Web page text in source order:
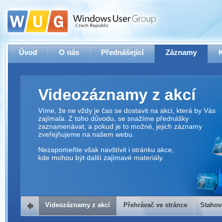
Úvod O nás Přednášející Záznamy
Videozáznamy z akcí
Víme, že ne vždy je čas se dostavit na akci, která by Vás
zajímala. Z toho důvodu, se snažíme přednášky
zaznamenávat, a pokud je to možné, jejich záznamy
zveřejňujeme na našem webu.
Nezapomeňte však navštívit i stránku akce,
kde mohou být další zajímavé materiály.
Přehrávač ve stránce
Videozáznamy z akcí Přehrávač ve stránce